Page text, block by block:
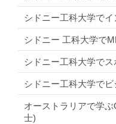
シドニー工科大学で
シドニー 工科大学で
シドニー工科大学で
シドニー工科大学で
オーストラリアで学
士)